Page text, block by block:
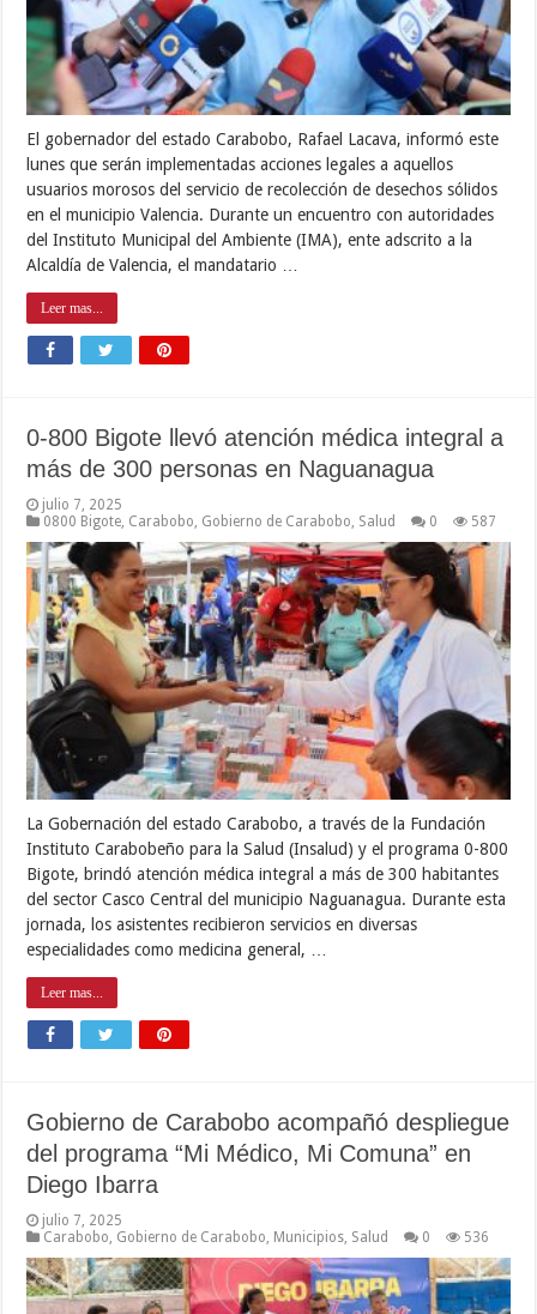
El gobernador del estado Carabobo, Rafael Lacava, informó este
lunes que serán implementadas acciones legales a aquellos
usuarios morosos del servicio de recolección de desechos sólidos
en el municipio Valencia. Durante un encuentro con autoridades
del Instituto Municipal del Ambiente (IMA), ente adscrito a la
Alcaldía de Valencia, el mandatario …
Leer mas...
0-800 Bigote llevó atención médica integral a
más de 300 personas en Naguanagua
julio 7, 2025
0800 Bigote, Carabobo, Gobierno de Carabobo, Salud 0 587
La Gobernación del estado Carabobo, a través de la Fundación
Instituto Carabobeño para la Salud (Insalud) y el programa 0-800
Bigote, brindó atención médica integral a más de 300 habitantes
del sector Casco Central del municipio Naguanagua. Durante esta
jornada, los asistentes recibieron servicios en diversas
especialidades como medicina general, …
Leer mas...
Gobierno de Carabobo acompañó despliegue
del programa “Mi Médico, Mi Comuna” en
Diego Ibarra
julio 7, 2025
Carabobo Gobierno de Carabobo Municipios Salud 0 536